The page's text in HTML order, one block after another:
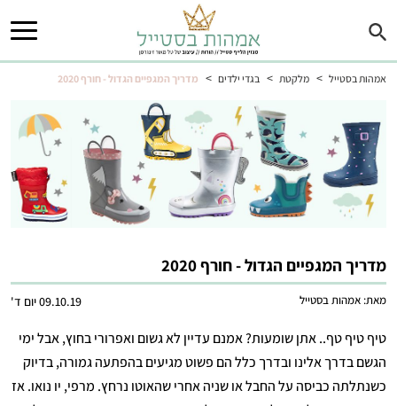
אמהות בסטייל > מלקטת > בגדי ילדים > מדריך המגפיים הגדול - חורף 2020
מדריך המגפיים הגדול - חורף 2020
09.10.19 יום ד' מאת: אמהות בסטייל
טיף טיף טף.. אתן שומעות? אמנם עדיין לא גשום ואפרורי בחוץ, אבל ימי
הגשם בדרך אלינו ובדרך כלל הם פשוט מגיעים בהפתעה גמורה, בדיוק
כשנתלתה כביסה על החבל או שניה אחרי שהאוטו נרחץ. מרפי, יו נואו. אז